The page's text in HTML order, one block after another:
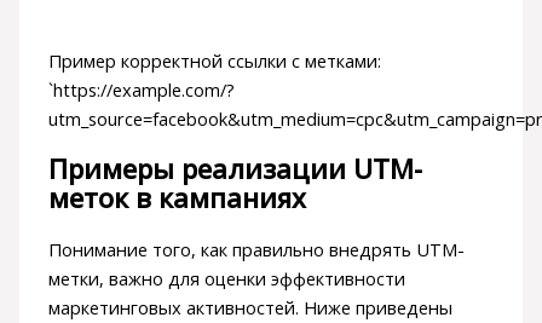
Пример корректной ссылки с метками:
`https://example.com/?
Примеры реализации UTM-
меток в кампаниях
Понимание того, как правильно внедрять UTM-
метки, важно для оценки эффективности
маркетинговых активностей. Ниже приведены